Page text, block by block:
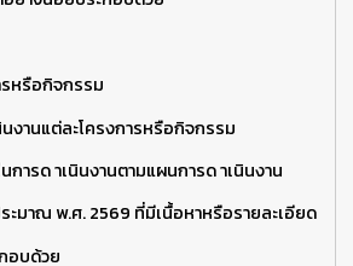
หรือกิจกรรม
นงานแต่ละโครงการหรือกิจกรรม
การด าเนินงานตามแผนการด าเนินงาน
ะมาณ พ.ศ. 2569 ที่มีเนื้อหาหรือรายละเอียด
อบด้วย